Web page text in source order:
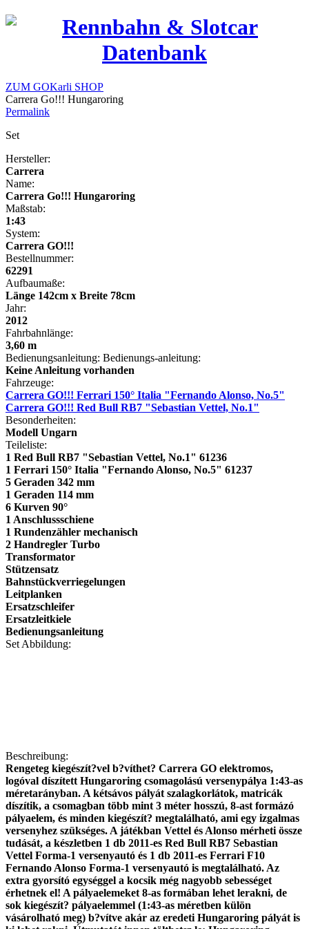
ZUM GOKarli SHOP
Carrera Go!!! Hungaroring
Permalink
Set
Hersteller:
Carrera
Name:
Carrera Go!!! Hungaroring
Maßstab:
1:43
System:
Carrera GO!!!
Bestellnummer:
62291
Aufbaumaße:
Länge 142cm x Breite 78cm
Jahr:
2012
Fahrbahnlänge:
3,60 m
Bedienungsanleitung: Bedienungs-anleitung:
Keine Anleitung vorhanden
Fahrzeuge:
Carrera GO!!! Ferrari 150° Italia "Fernando Alonso, No.5"
Carrera GO!!! Red Bull RB7 "Sebastian Vettel, No.1"
Besonderheiten:
Modell Ungarn
Teileliste:
1 Red Bull RB7 "Sebastian Vettel, No.1" 61236
1 Ferrari 150° Italia "Fernando Alonso, No.5" 61237
5 Geraden 342 mm
1 Geraden 114 mm
6 Kurven 90°
1 Anschlussschiene
1 Rundenzähler mechanisch
2 Handregler Turbo
Transformator
Stützensatz
Bahnstückverriegelungen
Leitplanken
Ersatzschleifer
Ersatzleitkiele
Bedienungsanleitung
Set Abbildung:
Beschreibung:
Rengeteg kiegészít?vel b?víthet? Carrera GO elektromos,
logóval díszített Hungaroring csomagolású versenypálya 1:43-as
méretarányban. A kétsávos pályát szalagkorlátok, matricák
díszítik, a csomagban több mint 3 méter hosszú, 8-ast formázó
pályaelem, és minden kiegészít? megtalálható, ami egy izgalmas
versenyhez szükséges. A játékban Vettel és Alonso mérheti össze
tudását, a készletben 1 db 2011-es Red Bull RB7 Sebastian
Vettel Forma-1 versenyautó és 1 db 2011-es Ferrari F10
Fernando Alonso Forma-1 versenyautó is megtalálható. Az
extra gyorsító egységgel a kocsik még nagyobb sebességet
érhetnek el! A pályaelemeket 8-as formában lehet lerakni, de
sok kiegészít? pályaelemmel (1:43-as méretben külön
vásárolható meg) b?vítve akár az eredeti Hungaroring pályát is